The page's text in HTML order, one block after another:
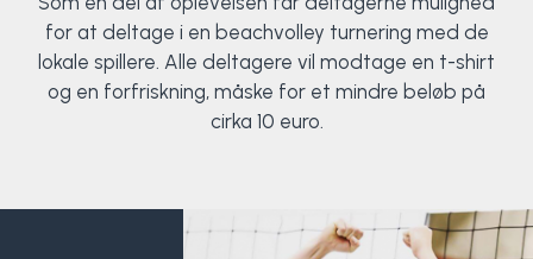
for at deltage i en beachvolley turnering med de
lokale spillere. Alle deltagere vil modtage en t-shirt
og en forfriskning, måske for et mindre beløb på
cirka 10 euro.